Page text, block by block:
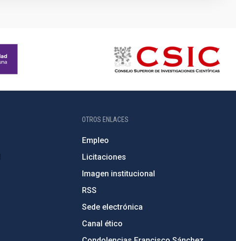
OTROS ENLACES
Empleo
Licitaciones
Imagen institucional
RSS
Sede electrónica
Canal ético